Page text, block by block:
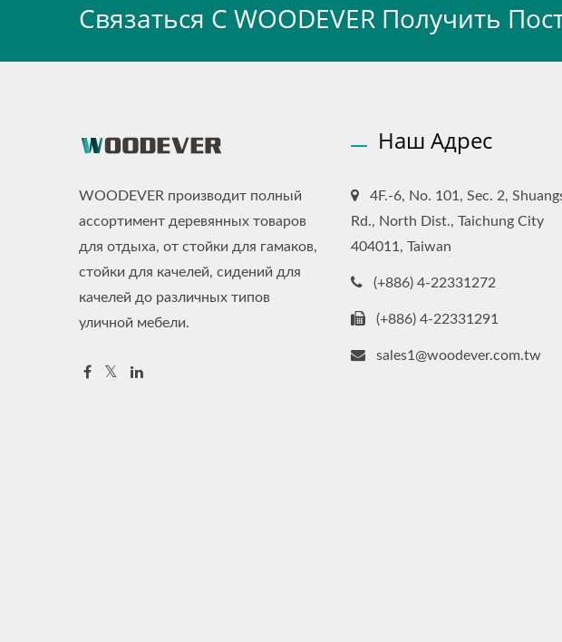
Связаться С WOODEVER Получить
WOODEVER производит полный
ассортимент деревянных товаров
для отдыха, от стойки для гамаков,
стойки для качелей, сидений для
качелей до различных типов
уличной мебели.
Наш Адрес
4F.-6, No. 101, Sec. 2,
Rd., North Dist., Taichung City
404011, Taiwan
(+886) 4-22331272
(+886) 4-22331291
sales1@woodever.com.tw